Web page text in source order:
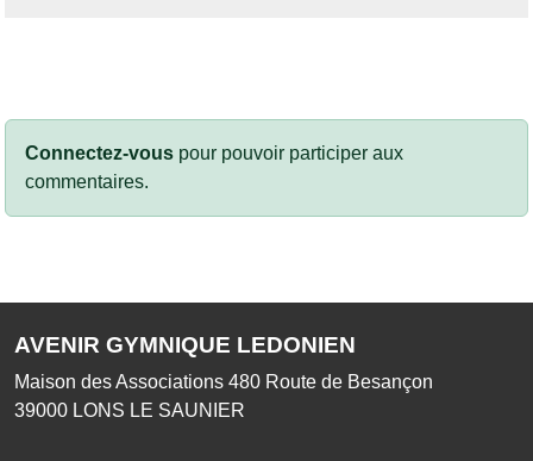
Connectez-vous pour pouvoir participer aux
commentaires.
AVENIR GYMNIQUE LEDONIEN
Maison des Associations 480 Route de Besançon
39000 LONS LE SAUNIER